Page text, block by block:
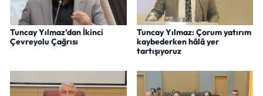
Tuncay Yılmaz’dan İkinci
Çevreyolu Çağrısı
Tuncay Yılmaz: Çorum yatırım
kaybederken hâlâ yer
tartışıyoruz